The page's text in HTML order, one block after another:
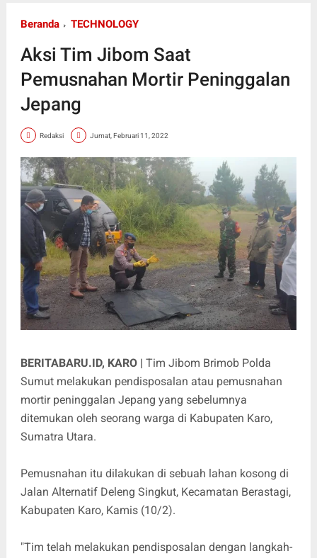
Beranda TECHNOLOGY
Aksi Tim Jibom Saat
Pemusnahan Mortir Peninggalan
Jepang
Redaksi Jumat, Februari 11, 2022
BERITABARU.ID, KARO | Tim Jibom Brimob Polda
Sumut melakukan pendisposalan atau pemusnahan
mortir peninggalan Jepang yang sebelumnya
ditemukan oleh seorang warga di Kabupaten Karo,
Sumatra Utara.
Pemusnahan itu dilakukan di sebuah lahan kosong di
Jalan Alternatif Deleng Singkut, Kecamatan Berastagi,
Kabupaten Karo, Kamis (10/2).
"Tim telah melakukan pendisposalan dengan langkah-